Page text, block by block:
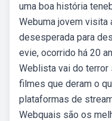
uma boa história
Webuma jovem visita
desesperada para
evie, ocorrido há 20
Weblista vai do terror
filmes que deram o
plataformas de
Webquais são os